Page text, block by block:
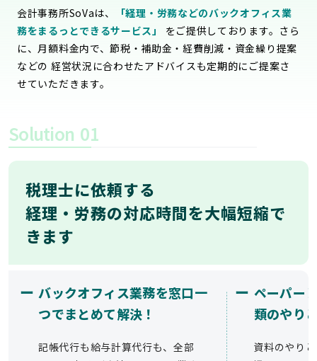
会計事務所SoVaは、
「経理・労務などのバックオフィス業
務をまるっとできるサービス」
をご提供しております。さら
に、月額料金内で、節税・補助金・経費削減・資金繰り提案
などの 経営状況に合わせたアドバイスも定期的にご提案さ
せていただきます。
Solution 01
税理士に依頼する
経理・労務の対応時間を大幅短縮で
きます
ー バックオフィス業務を窓口一
つでまとめて解決！
記帳代行も給与計算代行も、全部
ー ペーパー
類のやり
資料のやり